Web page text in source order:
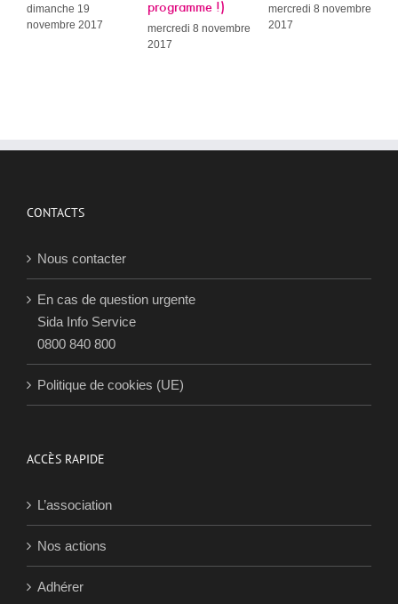
dimanche 19
novembre 2017
programme !)
mercredi 8 novembre
2017
mercredi 8 novembre
2017
CONTACTS
Nous contacter
En cas de question urgente
Sida Info Service
0800 840 800
Politique de cookies (UE)
ACCÈS RAPIDE
L’association
Nos actions
Adhérer